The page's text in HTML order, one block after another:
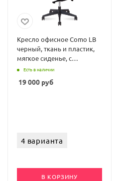
Кресло офисное Como LB
черный, ткань и пластик,
мягкое сиденье, с
подлокотниками
Есть в наличии
19 000 руб
4 варианта
В КОРЗИНУ